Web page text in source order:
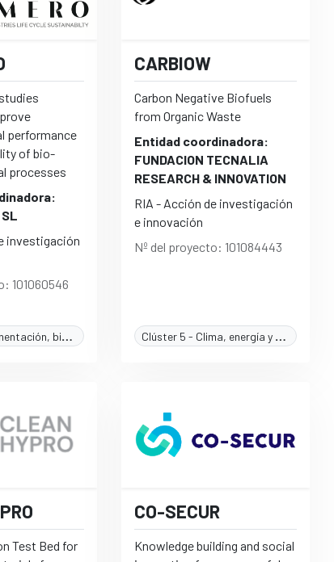
performance
of bio-
processes
investigación
101060546
CARBIOW
Carbon Negative Biofuels
from Organic Waste
Entidad coordinadora:
FUNDACION TECNALIA
RESEARCH & INNOVATION
RIA - Acción de investigación
e innovación
Nº del proyecto: 101084443
Test Bed for
CO-SECUR
Knowledge building and social